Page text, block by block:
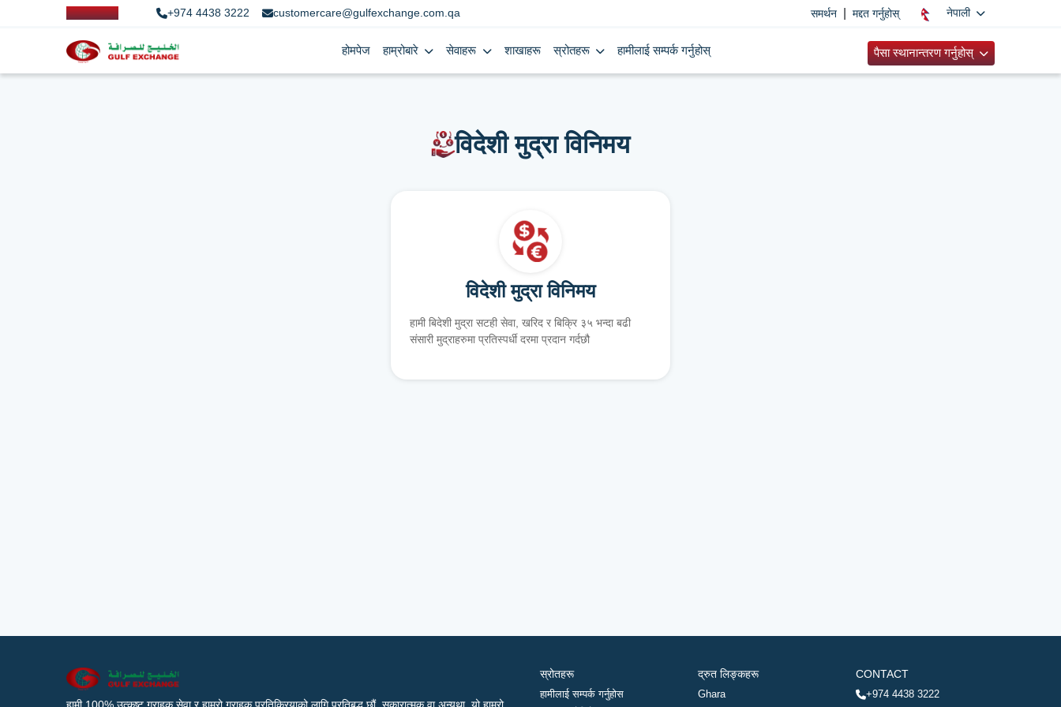
+974 4438 3222 customercare@gulfexchange.com.qa समर्थन मद्दत गर्नुहोस् नेपाली
होमपेज हाम्रोबारे सेवाहरू शाखाहरू स्रोतहरू हामीलाई सम्पर्क गर्नुहोस् पैसा स्थानान्तरण गर्नुहोस्
विदेशी मुद्रा विनिमय
विदेशी मुद्रा विनिमय
हामी बिदेशी मुद्रा सटही सेवा, खरिद र बिक्रि ३५ भन्दा बढी
संसारी मुद्राहरुमा प्रतिस्पर्धी दरमा प्रदान गर्दछौ
स्रोतहरू
हामीलाई सम्पर्क गर्नुहोस
द्रुत लिङ्कहरू
Ghara
CONTACT
+974 4438 3222